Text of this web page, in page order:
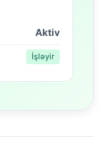
Aktiv
İşləyir